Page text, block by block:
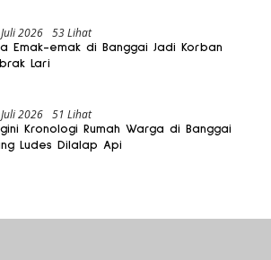
2026 53 Lihat
Emak-emak di Banggai Jadi Korban
Lari
2026 51 Lihat
Kronologi Rumah Warga di Banggai
Ludes Dilalap Api